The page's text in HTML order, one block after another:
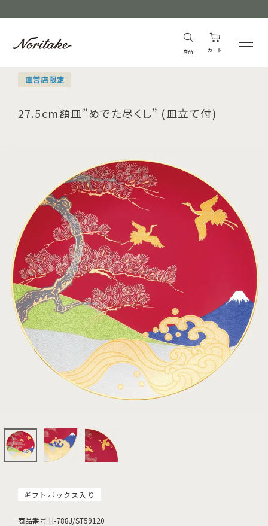
商品 カート
直営店限定
27.5cm額皿”めでた尽くし” (皿立て付)
ギフトボックス入り
商品番号 H-788J/ST59120